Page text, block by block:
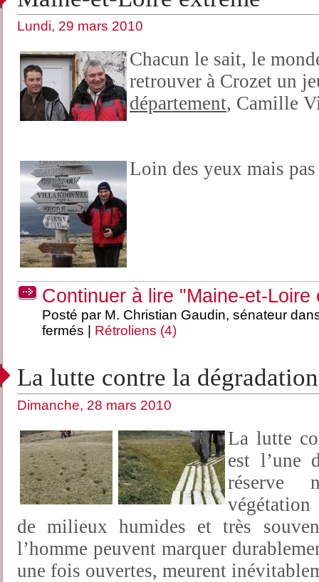
Lundi, 29 mars 2010
Chacun le sait, le
retrouver à Crozet un
département, Camille
Loin des yeux mais
Continuer à lire "Maine-et-Loire
Posté par M. Christian Gaudin, sénateur
fermés
Rétroliens (4)
La lutte contre la
Dimanche, 28 mars 2010
La lutte
est l’une
réserve
de milieux humides et très
l’homme peuvent marquer
une fois ouvertes, meurent